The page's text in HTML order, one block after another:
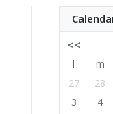
<<
l m
27
28
3
4